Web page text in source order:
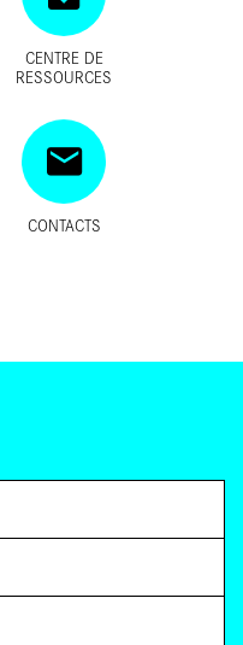
CENTRE DE
RESSOURCES
CONTACTS